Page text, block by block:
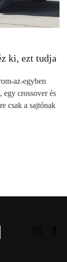
ki, ezt tudja
az-egyben
egy crossover és
csak a sajtónak